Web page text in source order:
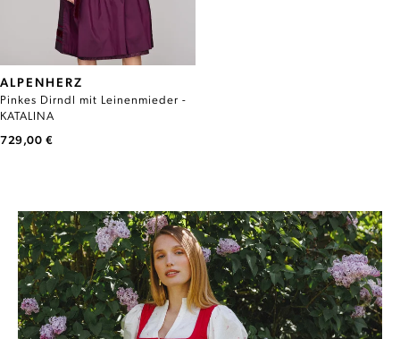
ALPENHERZ
Pinkes Dirndl mit Leinenmieder -
KATALINA
729,00 €